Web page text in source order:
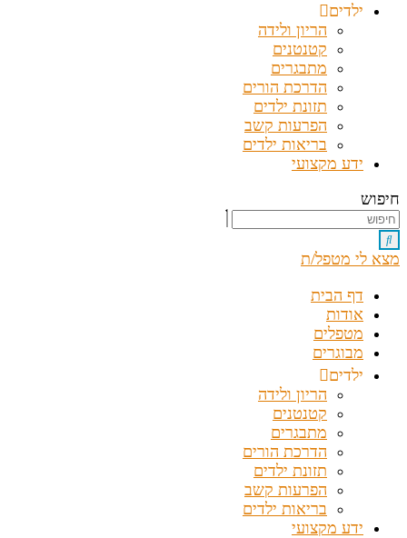
ילדים
הריון ולידה
קטנטנים
מתבגרים
הדרכת הורים
תזונת ילדים
הפרעות קשב
בריאות ילדים
ידע מקצועי
חיפוש
מצא לי מטפל/ת
דף הבית
אודות
מטפלים
מבוגרים
ילדים
הריון ולידה
קטנטנים
מתבגרים
הדרכת הורים
תזונת ילדים
הפרעות קשב
בריאות ילדים
ידע מקצועי